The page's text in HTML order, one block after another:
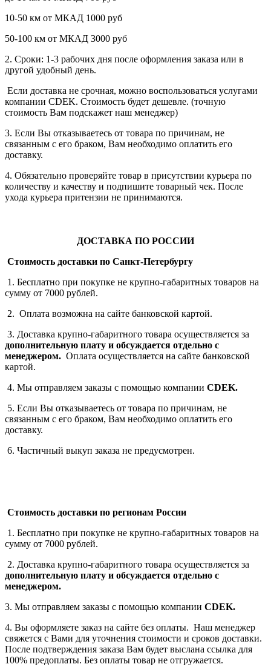
10-50 км от МКАД 1000 руб
50-100 км от МКАД 3000 руб
2. Сроки: 1-3 рабочих дня после оформления заказа или в
другой удобный день.
Если доставка не срочная, можно воспользоваться услугами
компании СDEK. Стоимость будет дешевле. (точную
стоимость Вам подскажет наш менеджер)
3. Если Вы отказываетесь от товара по причинам, не
связанным с его браком, Вам необходимо оплатить его
доставку.
4. Обязательно проверяйте товар в присутствии курьера по
количеству и качеству и подпишите товарный чек. После
ухода курьера притензии не принимаются.
ДОСТАВКА ПО РОССИИ
Стоимость доставки по Санкт-Петербургу
1. Бесплатно при покупке не крупно-габаритных товаров на
сумму от 7000 рублей.
2. Оплата возможна на сайте банковской картой.
3. Доставка крупно-габаритного товара осуществляется за
дополнительную плату и обсуждается отдельно с
менеджером. Оплата осуществляется на сайте банковской
картой.
4. Мы отправляем заказы с помощью компании СDEK.
5. Если Вы отказываетесь от товара по причинам, не
связанным с его браком, Вам необходимо оплатить его
доставку.
6. Частичный выкуп заказа не предусмотрен.
Стоимость доставки по регионам России
1. Бесплатно при покупке не крупно-габаритных товаров на
сумму от 7000 рублей.
2. Доставка крупно-габаритного товара осуществляется за
дополнительную плату и обсуждается отдельно с
менеджером.
3. Мы отправляем заказы с помощью компании СDEK.
4. Вы оформляете заказ на сайте без оплаты. Наш менеджер
свяжется с Вами для уточнения стоимости и сроков доставки.
После подтверждения заказа Вам будет выслана ссылка для
100% предоплаты. Без оплаты товар не отгружается.